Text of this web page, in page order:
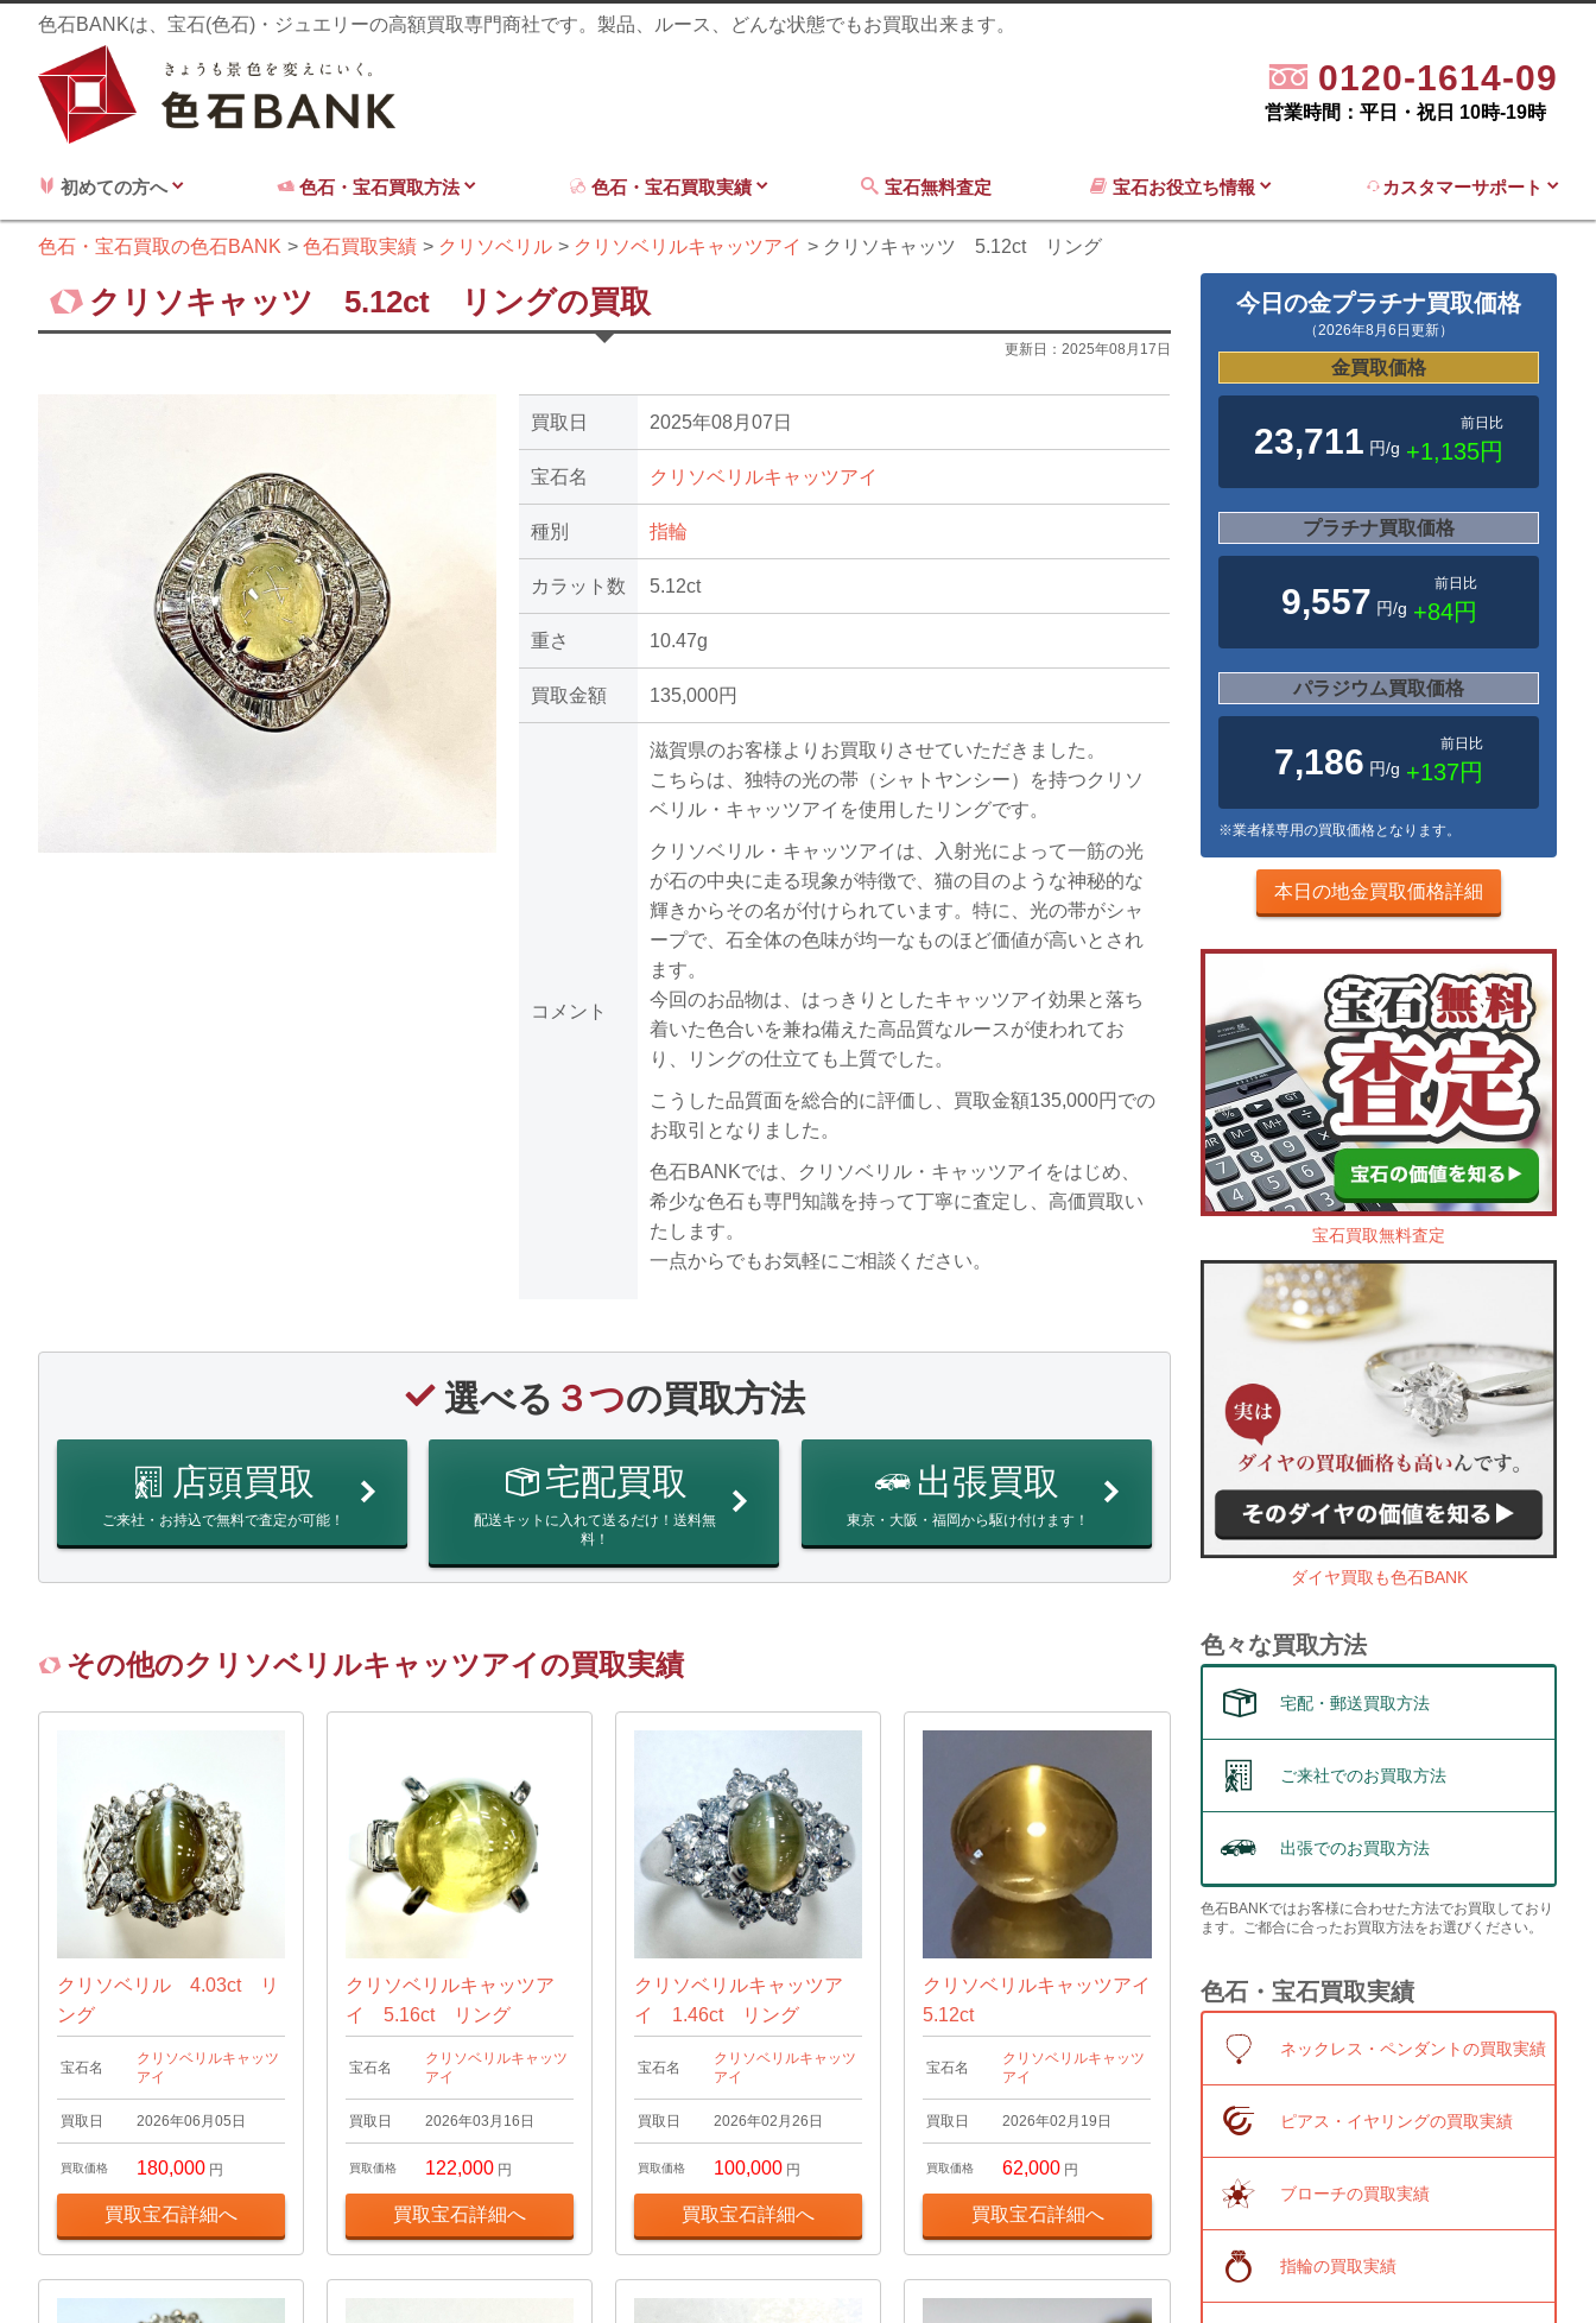
色石BANKは、宝石(色石)・ジュエリーの高額買取専門商社です。製品、ルース、どんな状態でもお買取出来ます。
0120-1614-09
営業時間：平日・祝日 10時-19時
初めての方へ 色石・宝石買取方法 色石・宝石買取実績 宝石無料査定 宝石お役立ち情報 カスタマーサポート
色石・宝石買取の色石BANK 色石買取実績 クリソベリル クリソベリルキャッツアイ クリソキャッツ 5.12ct リング
クリソキャッツ 5.12ct リングの買取
更新日： 2025年08月17日
買取日 2025年08月07日
宝石名 クリソベリルキャッツアイ
種別 指輪
カラット数 5.12ct
重さ 10.47g
買取金額 135,000円
コメント
滋賀県のお客様よりお買取りさせていただきました。
こちらは、独特の光の帯（シャトヤンシー）を持つクリソ
ベリル・キャッツアイを使用したリングです。
クリソベリル・キャッツアイは、入射光によって一筋の光
が石の中央に走る現象が特徴で、猫の目のような神秘的な
輝きからその名が付けられています。特に、光の帯がシャ
ープで、石全体の色味が均一なものほど価値が高いとされ
ます。
今回のお品物は、はっきりとしたキャッツアイ効果と落ち
着いた色合いを兼ね備えた高品質なルースが使われてお
り、リングの仕立ても上質でした。
こうした品質面を総合的に評価し、買取金額135,000円での
お取引となりました。
色石BANKでは、クリソベリル・キャッツアイをはじめ、
希少な色石も専門知識を持って丁寧に査定し、高価買取い
たします。
一点からでもお気軽にご相談ください。
選べる ３つの買取方法
店頭買取
ご来社・お持込で無料で査定が可能！
宅配買取
配送キットに入れて送るだけ！送料無
料！
出張買取
東京・大阪・福岡から駆け付けます！
その他のクリソベリルキャッツアイの買取実績
クリソベリル 4.03ct リ
ング
宝石名
クリソベリルキャッツ
アイ
買取日 2026年06月05日
買取価格 180,000 円
買取宝石詳細へ
クリソベリルキャッツア
イ 5.16ct リング
宝石名
クリソベリルキャッツ
アイ
買取日 2026年03月16日
買取価格 122,000 円
買取宝石詳細へ
クリソベリルキャッツア
イ 1.46ct リング
宝石名
クリソベリルキャッツ
アイ
買取日 2026年02月26日
買取価格 100,000 円
買取宝石詳細へ
クリソベリルキャッツアイ
5.12ct
宝石名
クリソベリルキャッツ
アイ
買取日 2026年02月19日
買取価格 62,000 円
買取宝石詳細へ
今日の金プラチナ買取価格
（2026年8月6日更新）
金買取価格
23,711 円/g
前日比
+1,135円
プラチナ買取価格
9,557 円/g
前日比
+84円
パラジウム買取価格
7,186 円/g
前日比
+137円
※業者様専用の買取価格となります。
本日の地金買取価格詳細
宝石買取無料査定
ダイヤ買取も色石BANK
色々な買取方法
宅配・郵送買取方法
ご来社でのお買取方法
出張でのお買取方法
色石BANKではお客様に合わせた方法でお買取しており
ます。ご都合に合ったお買取方法をお選びください。
色石・宝石買取実績
ネックレス・ペンダントの買取実績
ピアス・イヤリングの買取実績
ブローチの買取実績
指輪の買取実績